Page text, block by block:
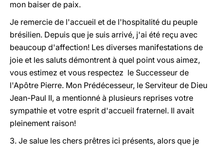
mon baiser de paix.
Je remercie de l'accueil et de l'hospitalité du peuple
brésilien. Depuis que je suis arrivé, j'ai été reçu avec
beaucoup d'affection! Les diverses manifestations de
joie et les saluts démontrent à quel point vous aimez,
vous estimez et vous respectez le Successeur de
l'Apôtre Pierre. Mon Prédécesseur, le Serviteur de Dieu
Jean-Paul II, a mentionné à plusieurs reprises votre
sympathie et votre esprit d'accueil fraternel. Il avait
pleinement raison!
3. Je salue les chers prêtres ici présents, alors que je